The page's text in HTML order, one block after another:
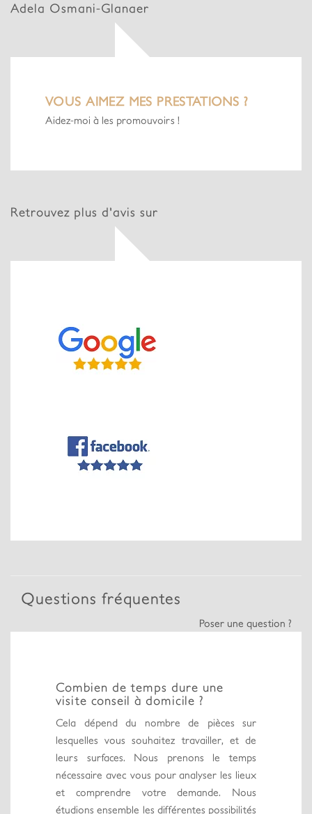
Adela Osmani-Glanaer
VOUS AIMEZ MES PRESTATIONS ?
Aidez-moi à les promouvoirs !
Retrouvez plus d'avis sur
Questions fréquentes
Poser une question ?
Combien de temps dure une
visite conseil à domicile ?
Cela dépend du nombre de pièces sur
lesquelles vous souhaitez travailler, et de
leurs surfaces. Nous prenons le temps
nécessaire avec vous pour analyser les lieux
et comprendre votre demande. Nous
étudions ensemble les différentes possibilités